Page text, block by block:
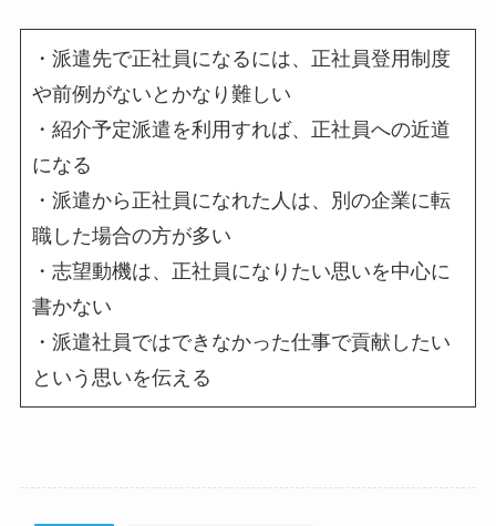
・派遣先で正社員になるには、正社員登用制度
や前例がないとかなり難しい
・紹介予定派遣を利用すれば、正社員への近道
になる
・派遣から正社員になれた人は、別の企業に転
職した場合の方が多い
・志望動機は、正社員になりたい思いを中心に
書かない
・派遣社員ではできなかった仕事で貢献したい
という思いを伝える